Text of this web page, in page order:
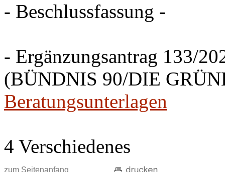
- Beschlussfassung -
- Ergänzungsantrag 133/
(BÜNDNIS 90/DIE
Beratungsunterlagen
4 Verschiedenes
zum Seitenanfang